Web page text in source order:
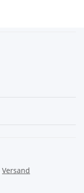
Versand